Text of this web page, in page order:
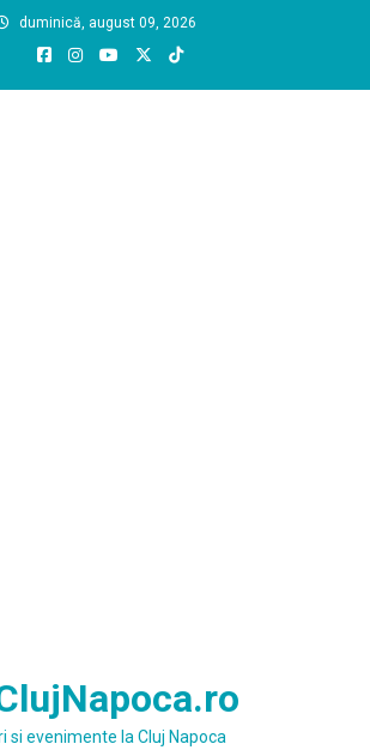
duminică, august 09, 2026
si evenimente la Cluj Napoca